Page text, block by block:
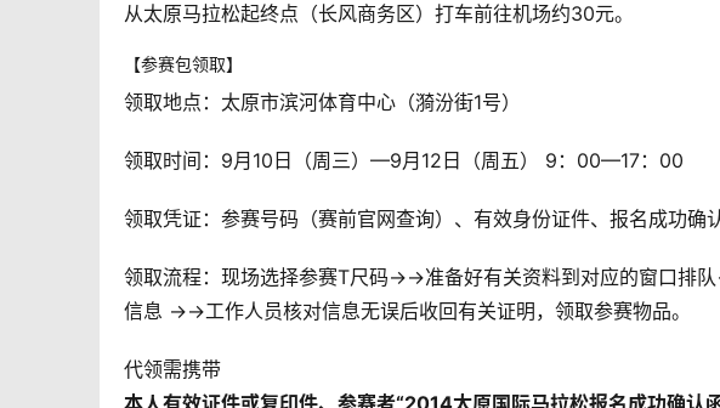
从太原马拉松起终点（长风商务区）打车前往机场约30元。
【参赛包领取】
领取地点：太原市滨河体育中心（漪汾街1号）
领取时间：9月10日（周三）—9月12日（周五） 9：00—17：00
领取凭证：参赛号码（赛前官网查询）、有效身份证件、报名成功确
领取流程：现场选择参赛T尺码→→准备好有关资料到对应的窗口排
信息 →→工作人员核对信息无误后收回有关证明，领取参赛物品。
代领需携带